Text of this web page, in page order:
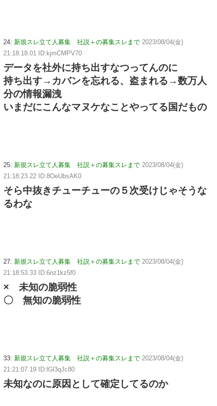
24: 新規スレ立て人募集 社説＋の募集スレまで 2023/08/04(金)
21:18:18.01 ID:kjmCMPV70
データを社外に持ち出すなつってんのに
持ち出す→カバンを忘れる、盗まれる→数万人
分の情報漏洩
いまだにこんなマヌケなことやってる国だもの
25: 新規スレ立て人募集 社説＋の募集スレまで 2023/08/04(金)
21:18:23.22 ID:8OeUbsAK0
そら中抜きチューチューの５次受けじゃそうな
るわな
27: 新規スレ立て人募集 社説＋の募集スレまで 2023/08/04(金)
21:18:53.33 ID:6nz1kz5f0
× 未知の脆弱性
〇 無知の脆弱性
33: 新規スレ立て人募集 社説＋の募集スレまで 2023/08/04(金)
21:21:07.19 ID:lGl3qJc80
未知なのに原因として確定してるのか